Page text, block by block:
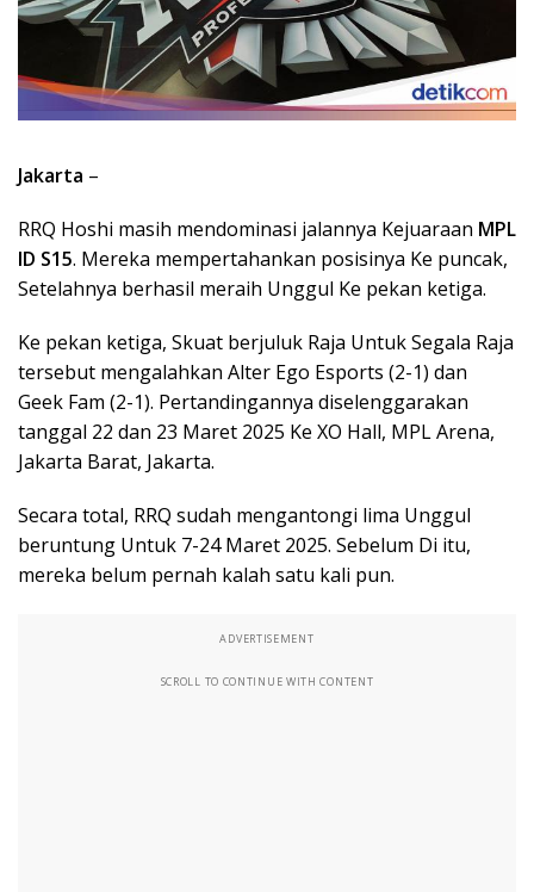
Jakarta –
RRQ Hoshi masih mendominasi jalannya Kejuaraan MPL
ID S15. Mereka mempertahankan posisinya Ke puncak,
Setelahnya berhasil meraih Unggul Ke pekan ketiga.
Ke pekan ketiga, Skuat berjuluk Raja Untuk Segala Raja
tersebut mengalahkan Alter Ego Esports (2-1) dan
Geek Fam (2-1). Pertandingannya diselenggarakan
tanggal 22 dan 23 Maret 2025 Ke XO Hall, MPL Arena,
Jakarta Barat, Jakarta.
Secara total, RRQ sudah mengantongi lima Unggul
beruntung Untuk 7-24 Maret 2025. Sebelum Di itu,
mereka belum pernah kalah satu kali pun.
ADVERTISEMENT
SCROLL TO CONTINUE WITH CONTENT